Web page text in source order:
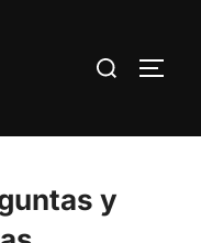
Buscar:
y